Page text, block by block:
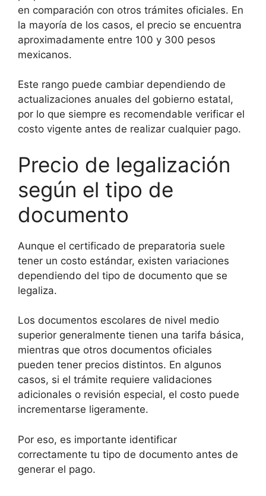
en comparación con otros trámites oficiales. En
la mayoría de los casos, el precio se encuentra
aproximadamente entre 100 y 300 pesos
mexicanos.
Este rango puede cambiar dependiendo de
actualizaciones anuales del gobierno estatal,
por lo que siempre es recomendable verificar el
costo vigente antes de realizar cualquier pago.
Precio de legalización
según el tipo de
documento
Aunque el certificado de preparatoria suele
tener un costo estándar, existen variaciones
dependiendo del tipo de documento que se
legaliza.
Los documentos escolares de nivel medio
superior generalmente tienen una tarifa básica,
mientras que otros documentos oficiales
pueden tener precios distintos. En algunos
casos, si el trámite requiere validaciones
adicionales o revisión especial, el costo puede
incrementarse ligeramente.
Por eso, es importante identificar
correctamente tu tipo de documento antes de
generar el pago.